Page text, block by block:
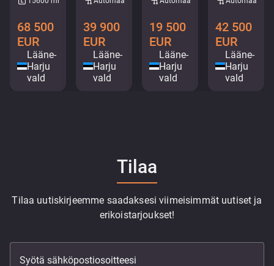
68 500
EUR
Lääne-
Harju
vald
39 900
EUR
Lääne-
Harju
vald
19 500
EUR
Lääne-
Harju
vald
42 500
EUR
Lääne-
Harju
vald
Tilaa
Tilaa uutiskirjeemme saadaksesi viimeisimmät uutiset ja
erikoistarjoukset!
Syötä sähköpostiosoitteesi